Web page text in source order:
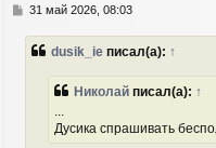
С
о
31 май 2026, 08:03
dusik_ie писал(а): ↑
Николай писал(а): ↑
...
Дусика спрашивать